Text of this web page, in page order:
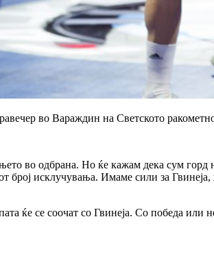
во Вараждин на Светското
во одбрана. Но ќе кажам дека сум
број исклучувања. Имаме сили за
ќе се соочат со Гвинеја. Со победа или